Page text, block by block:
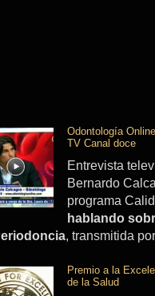
Odontología
TV Canal doce
Entrevista
Bernardo
programa
hablando
, transmitida
Premio a la
de la Salud